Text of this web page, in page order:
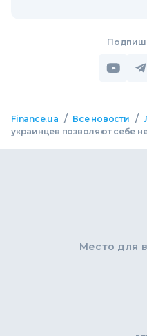
Finance.ua / Все новости /
украинцев позволяют себе
Место для